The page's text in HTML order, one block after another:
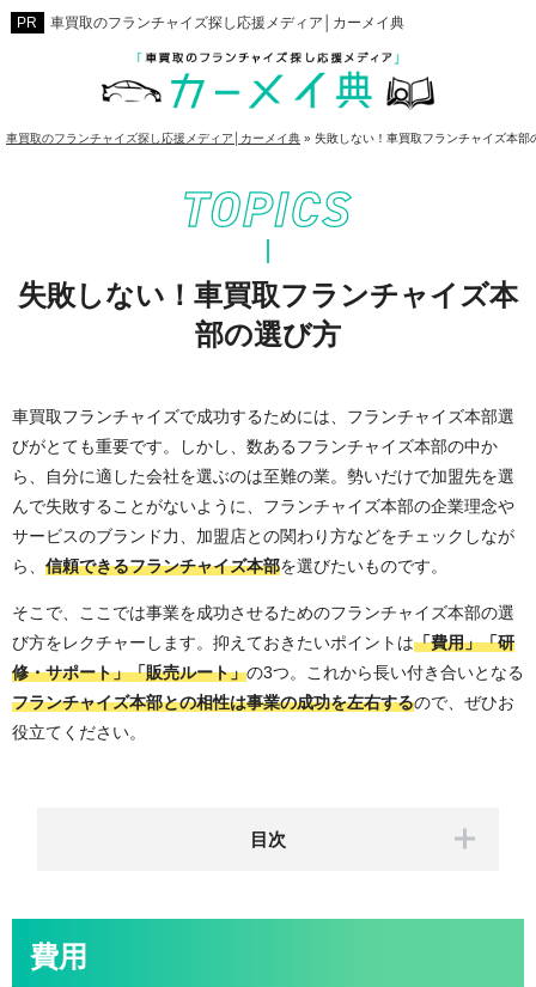
車買取のフランチャイズ探し応援メディア│カーメイ典
車買取のフランチャイズ探し応援メディア│カーメイ典 » 失敗しない！車買取フランチャイズ本部
失敗しない！車買取フランチャイズ本
部の選び方
車買取フランチャイズで成功するためには、フランチャイズ本部選
びがとても重要です。しかし、数あるフランチャイズ本部の中か
ら、自分に適した会社を選ぶのは至難の業。勢いだけで加盟先を選
んで失敗することがないように、フランチャイズ本部の企業理念や
サービスのブランド力、加盟店との関わり方などをチェックしなが
ら、 信頼できるフランチャイズ本部を選びたいものです。
そこで、ここでは事業を成功させるためのフランチャイズ本部の選
び方をレクチャーします。抑えておきたいポイントは「費用」「研
修・サポート」「販売ルート」の3つ。これから長い付き合いとなる
フランチャイズ本部との相性は事業の成功を左右するので、ぜひお
役立てください。
費用